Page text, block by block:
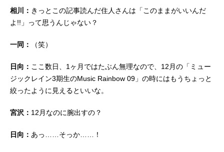
相川： きっとこの記事読んだ住人さんは「このままがいいんだ
よ!!」って思うんじゃない？
一同： （笑）
日向： ここ数日、1ヶ月ではたぶん無理なので、12月の「ミュー
ジックレイン3期生のMusic Rainbow 09」の時にはもうちょっと
絞ったように見えるといいな。
宮沢： 12月なのに腕出すの？
日向： あっ……そっか……！